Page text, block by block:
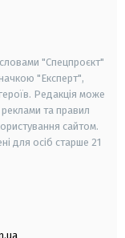
словами "Спецпроєкт"
"Експерт",
Редакція може
та правил
сайтом.
для осіб старше 21